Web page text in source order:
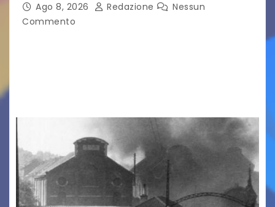
Ago 8, 2026 Redazione
Nessun
Commento